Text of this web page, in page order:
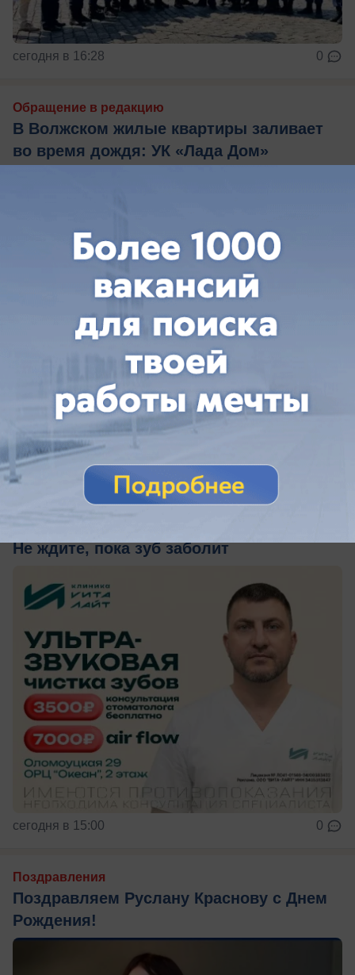
сегодня в 16:28 0
Обращение в редакцию
В Волжском жилые квартиры заливает
во время дождя: УК «Лада Дом»
сегодня в 15:30
Не ждите, пока зуб заболит
сегодня в 15:00 0
Поздравления
Поздравляем Руслану Краснову с Днем
Рождения!